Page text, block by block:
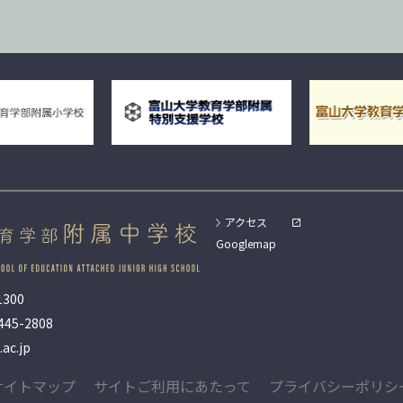
アクセス
Googlemap
2808
トマップ サイトご利用にあたって プライバシーポリシ